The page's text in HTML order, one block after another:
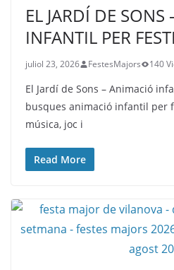
EL JARDÍ DE
INFANTIL PER
juliol 23, 2026 FestesMajors 140
El Jardí de Sons – Animació
busques animació infantil per
música, joc i
Read More